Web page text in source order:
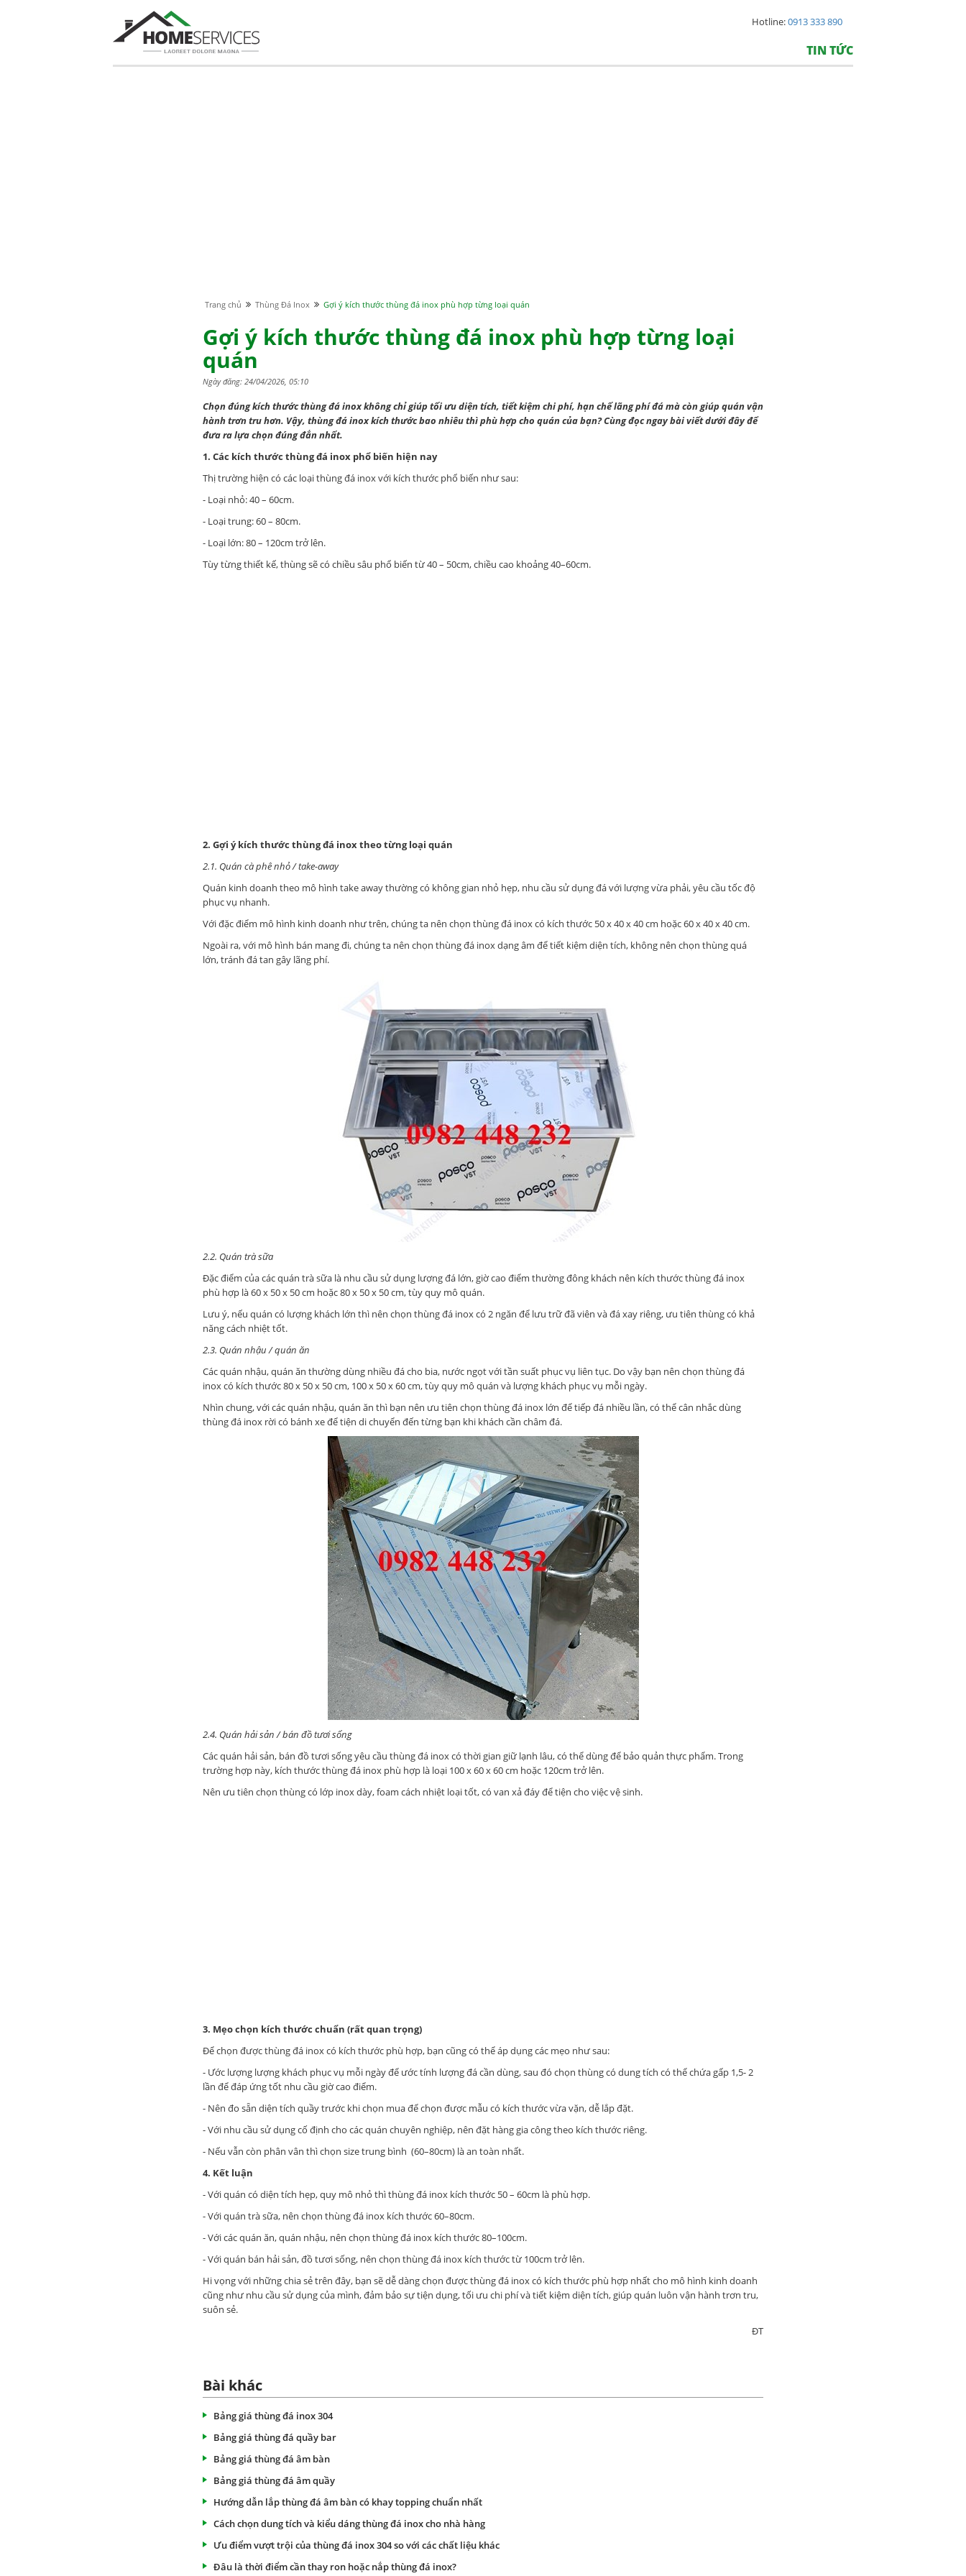
Hotline:0913 333 890
TIN TỨC
Trang chủ Thùng Đá Inox Gợi ý kích thước thùng đá inox phù hợp từng loại quán
Gợi ý kích thước thùng đá inox phù hợp từng loại
quán
Ngày đăng: 24/04/2026, 05:10
Chọn đúng kích thước thùng đá inox không chỉ giúp tối ưu diện tích, tiết kiệm chi phí, hạn chế lãng phí đá mà còn giúp quán vận
hành trơn tru hơn. Vậy, thùng đá inox kích thước bao nhiêu thì phù hợp cho quán của bạn? Cùng đọc ngay bài viết dưới đây để
đưa ra lựa chọn đúng đắn nhất.
1. Các kích thước thùng đá inox phổ biến hiện nay
Thị trường hiện có các loại thùng đá inox với kích thước phổ biến như sau:
- Loại nhỏ: 40 – 60cm.
- Loại trung: 60 – 80cm.
- Loại lớn: 80 – 120cm trở lên.
Tùy từng thiết kế, thùng sẽ có chiều sâu phổ biến từ 40 – 50cm, chiều cao khoảng 40–60cm.
2. Gợi ý kích thước thùng đá inox theo từng loại quán
2.1. Quán cà phê nhỏ / take-away
Quán kinh doanh theo mô hình take away thường có không gian nhỏ hẹp, nhu cầu sử dụng đá với lượng vừa phải, yêu cầu tốc độ
phục vụ nhanh.
Với đặc điểm mô hình kinh doanh như trên, chúng ta nên chọn thùng đá inox có kích thước 50 x 40 x 40 cm hoặc 60 x 40 x 40 cm.
Ngoài ra, với mô hình bán mang đi, chúng ta nên chọn thùng đá inox dạng âm để tiết kiệm diện tích, không nên chọn thùng quá
lớn, tránh đá tan gây lãng phí.
2.2. Quán trà sữa
Đặc điểm của các quán trà sữa là nhu cầu sử dụng lượng đá lớn, giờ cao điểm thường đông khách nên kích thước thùng đá inox
phù hợp là 60 x 50 x 50 cm hoặc 80 x 50 x 50 cm, tùy quy mô quán.
Lưu ý, nếu quán có lượng khách lớn thì nên chọn thùng đá inox có 2 ngăn để lưu trữ đã viên và đá xay riêng, ưu tiên thùng có khả
năng cách nhiệt tốt.
2.3. Quán nhậu / quán ăn
Các quán nhậu, quán ăn thường dùng nhiều đá cho bia, nước ngọt với tần suất phục vụ liên tục. Do vậy bạn nên chọn thùng đá
inox có kích thước 80 x 50 x 50 cm, 100 x 50 x 60 cm, tùy quy mô quán và lượng khách phục vụ mỗi ngày.
Nhìn chung, với các quán nhậu, quán ăn thì bạn nên ưu tiên chọn thùng đá inox lớn để tiếp đá nhiều lần, có thể cân nhắc dùng
thùng đá inox rời có bánh xe để tiện di chuyển đến từng bạn khi khách cần châm đá.
2.4. Quán hải sản / bán đồ tươi sống
Các quán hải sản, bán đồ tươi sống yêu cầu thùng đá inox có thời gian giữ lạnh lâu, có thể dùng để bảo quản thực phẩm. Trong
trường hợp này, kích thước thùng đá inox phù hợp là loại 100 x 60 x 60 cm hoặc 120cm trở lên.
Nên ưu tiên chọn thùng có lớp inox dày, foam cách nhiệt loại tốt, có van xả đáy để tiện cho việc vệ sinh.
3. Mẹo chọn kích thước chuẩn (rất quan trọng)
Để chọn được thùng đá inox có kích thước phù hợp, bạn cũng có thể áp dụng các mẹo như sau:
- Ước lượng lượng khách phục vụ mỗi ngày để ước tính lượng đá cần dùng, sau đó chọn thùng có dung tích có thể chứa gấp 1,5- 2
lần để đáp ứng tốt nhu cầu giờ cao điểm.
- Nên đo sẵn diện tích quầy trước khi chọn mua để chọn được mẫu có kích thước vừa vặn, dễ lắp đặt.
- Với nhu cầu sử dụng cố định cho các quán chuyên nghiệp, nên đặt hàng gia công theo kích thước riêng.
- Nếu vẫn còn phân vân thì chọn size trung bình (60–80cm) là an toàn nhất.
4. Kết luận
- Với quán có diện tích hẹp, quy mô nhỏ thì thùng đá inox kích thước 50 – 60cm là phù hợp.
- Với quán trà sữa, nên chọn thùng đá inox kích thước 60–80cm.
- Với các quán ăn, quán nhậu, nên chọn thùng đá inox kích thước 80–100cm.
- Với quán bán hải sản, đồ tươi sống, nên chọn thùng đá inox kích thước từ 100cm trở lên.
Hi vọng với những chia sẻ trên đây, bạn sẽ dễ dàng chọn được thùng đá inox có kích thước phù hợp nhất cho mô hình kinh doanh
cũng như nhu cầu sử dụng của mình, đảm bảo sự tiện dụng, tối ưu chi phí và tiết kiệm diện tích, giúp quán luôn vận hành trơn tru,
suôn sẻ.
ĐT
Bài khác
Bảng giá thùng đá inox 304
Bảng giá thùng đá quầy bar
Bảng giá thùng đá âm bàn
Bảng giá thùng đá âm quầy
Hướng dẫn lắp thùng đá âm bàn có khay topping chuẩn nhất
Cách chọn dung tích và kiểu dáng thùng đá inox cho nhà hàng
Ưu điểm vượt trội của thùng đá inox 304 so với các chất liệu khác
Đâu là thời điểm cần thay ron hoặc nắp thùng đá inox?